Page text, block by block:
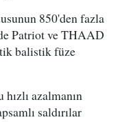
850'den fazla
Patriot ve THAAD
balistik füze
azalmanın
saldırılar